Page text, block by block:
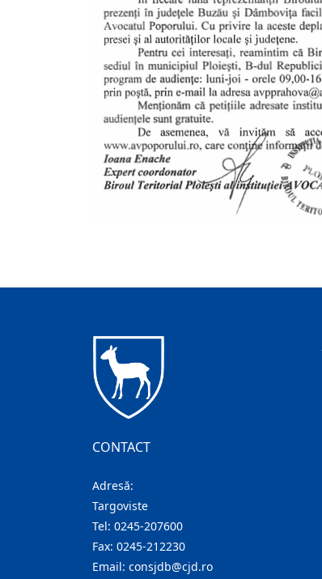
CONTACT
Adresă:
Targoviste
Tel: 0245-207600
Fax: 0245-212230
Email: consjdb@cjd.ro